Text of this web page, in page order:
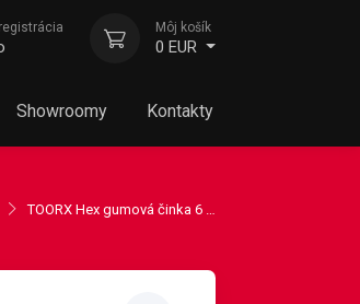
Môj košík
0 EUR
Showroomy Kontakty
TOORX Hex gumová činka 6 kg